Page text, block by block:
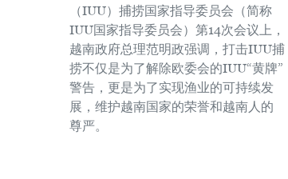
（IUU）捕捞国家指导委员会（简称
IUU国家指导委员会）第14次会议上，
越南政府总理范明政强调，打击IUU捕
捞不仅是为了解除欧委会的IUU“黄牌”
警告，更是为了实现渔业的可持续发
展，维护越南国家的荣誉和越南人的
尊严。